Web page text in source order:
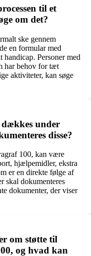
til et
om det?
ske gennem
en formular med
Personer med
har behov for tæt
aktiviteter, kan søge
under
disse?
100, kan være
hjælpemidler, ekstra
er en direkte følge af
skal dokumenteres
dokumenter, der viser
om støtte til
og hvad kan